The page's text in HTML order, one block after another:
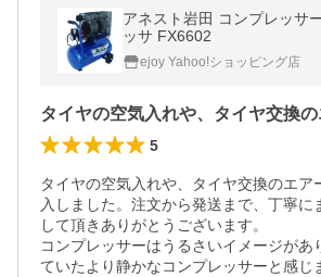
アネスト岩田 コンプレッサ
ッサ FX6602
ejoy Yahoo!ショッピング店
5
タイヤの空気入れや、タイヤ交換のエア
入しました。注文から発送まで、丁寧に
して頂きありがとうございます。
コンプレッサーはうるさいイメージがあ
ていたより静かなコンプレッサーと感じ